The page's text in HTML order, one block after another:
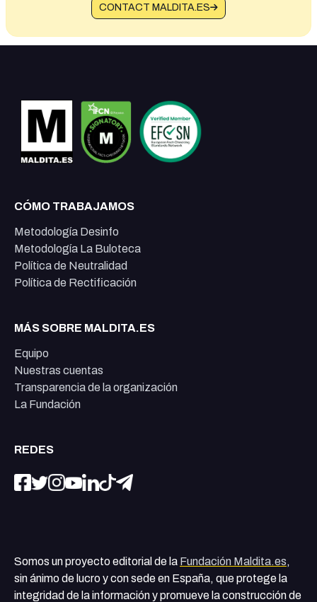
CONTACT MALDITA.ES
CÓMO TRABAJAMOS
Metodología Desinfo
Metodología La Buloteca
Política de Neutralidad
Política de Rectificación
MÁS SOBRE MALDITA.ES
Equipo
Nuestras cuentas
Transparencia de la organización
La Fundación
REDES
Somos un proyecto editorial de la Fundación Maldita.es,
sin ánimo de lucro y con sede en España, que protege la
integridad de la información y promueve la construcción de